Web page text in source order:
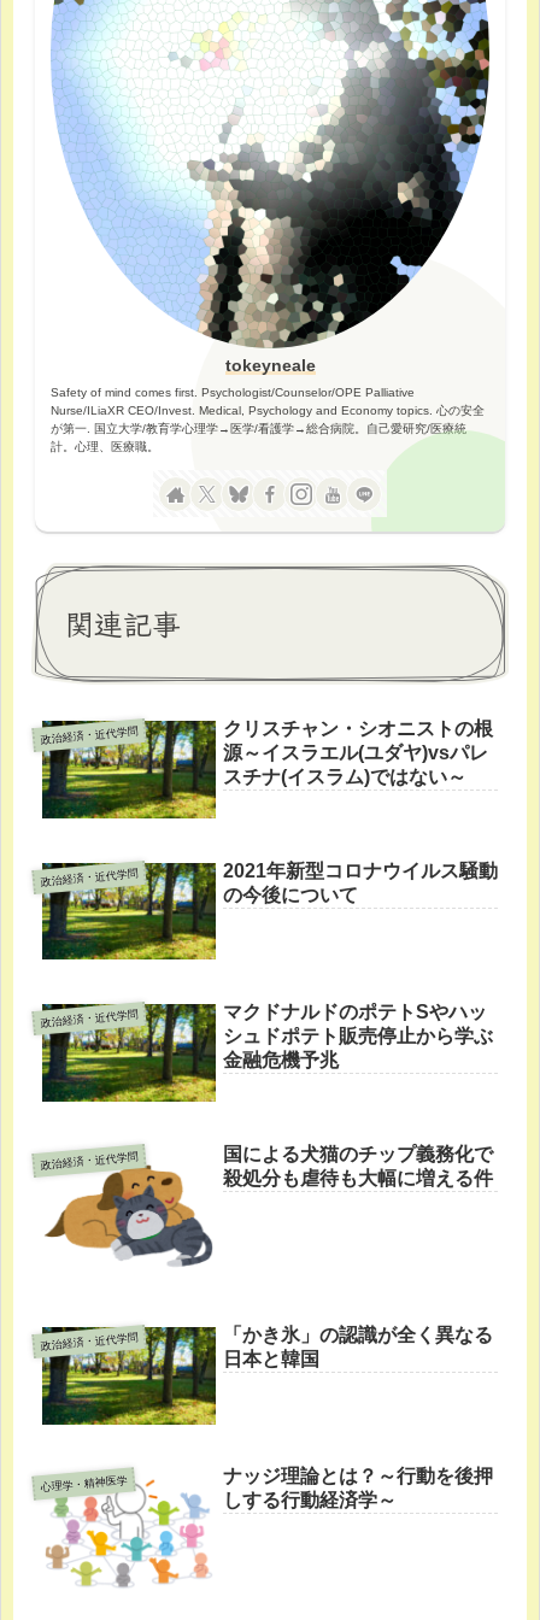
tokeyneale
Safety of mind comes first. Psychologist/Counselor/OPE Palliative
Nurse/ILiaXR CEO/Invest. Medical, Psychology and Economy topics. 心の安全
が第一. 国立大学/教育学心理学→医学/看護学→総合病院。自己愛研究/医療統
計。心理、医療職。
関連記事
政治経済・近代学問
クリスチャン・シオニストの根
源～イスラエル(ユダヤ)vsパレ
スチナ(イスラム)ではない～
政治経済・近代学問
2021年新型コロナウイルス騒動
の今後について
政治経済・近代学問
マクドナルドのポテトSやハッ
シュドポテト販売停止から学ぶ
金融危機予兆
政治経済・近代学問
国による犬猫のチップ義務化で
殺処分も虐待も大幅に増える件
政治経済・近代学問
「かき氷」の認識が全く異なる
日本と韓国
心理学・精神医学
ナッジ理論とは？～行動を後押
しする行動経済学～